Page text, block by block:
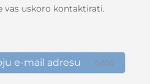
vas uskoro kontaktirati.
0/100